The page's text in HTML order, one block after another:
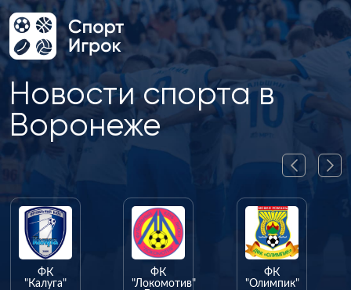
Новости спорта в
Воронеже
ФК
"Калуга"
ФК
"Локомотив"
ФК
"Олимпик"